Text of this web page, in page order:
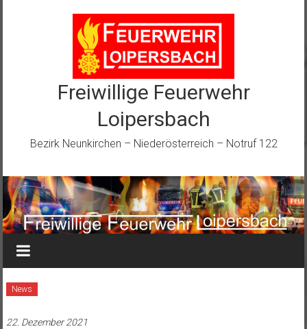
Freiwillige Feuerwehr
Loipersbach
Bezirk Neunkirchen – Niederösterreich – Notruf 122
News
22. Dezember 2021